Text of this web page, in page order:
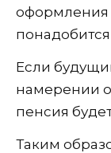
оформления
Если
намерении
пенсия
Таким